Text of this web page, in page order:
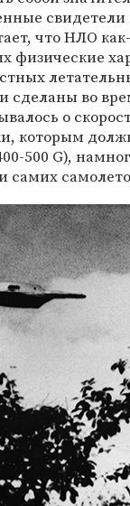
свидетели
что НЛО
физические
сделаны во
о
которым
500 G),